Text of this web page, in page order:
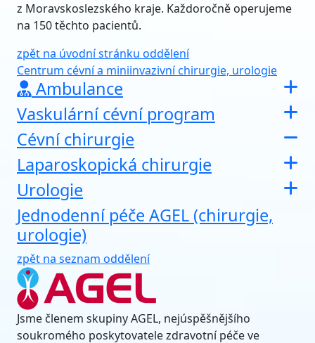
z Moravskoslezského kraje. Každoročně operujeme
na 150 těchto pacientů.
zpět na úvodní stránku oddělení
Centrum cévní a miniinvazivní chirurgie, urologie
Ambulance
Vaskulární cévní program
Cévní chirurgie
Laparoskopická chirurgie
Urologie
Jednodenní péče AGEL (chirurgie,
urologie)
zpět na seznam oddělení
Jsme členem skupiny AGEL, nejúspěšnějšího
soukromého poskytovatele zdravotní péče ve